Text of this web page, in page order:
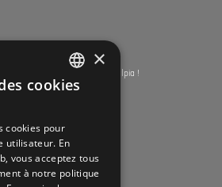
du segment premium de Vulpia !
DUTCH
×
cookies
cookies pour
utilisateur. En
vous acceptez tous
à notre politique